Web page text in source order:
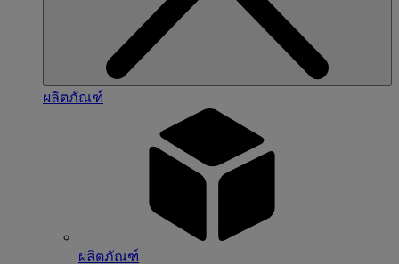
ผลิตภัณฑ์
ผลิตภัณฑ์